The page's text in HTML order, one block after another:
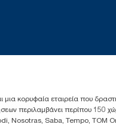
κορυφαία εταιρεία που
περιλαμβάνει περίπου
Nosotras, Saba, Tempo, TOM